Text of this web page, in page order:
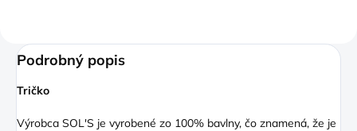
Podrobný popis
Tričko
Výrobca SOL'S je vyrobené zo 100% bavlny, čo znamená, že je